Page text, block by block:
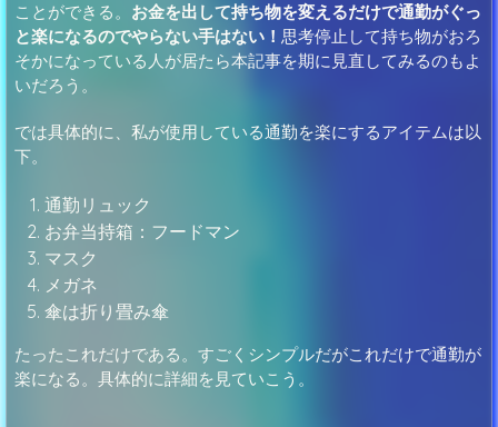
ことができる。 お金を出して持ち物を変えるだけで通勤がぐっ
と楽になるのでやらない手はない！ 思考停止して持ち物がおろ
そかになっている人が居たら本記事を期に見直してみるのもよ
いだろう。
では具体的に、私が使用している通勤を楽にするアイテムは以
下。
通勤リュック
お弁当持箱：フードマン
マスク
メガネ
傘は折り畳み傘
たったこれだけである。すごくシンプルだがこれだけで通勤が
楽になる。具体的に詳細を見ていこう。